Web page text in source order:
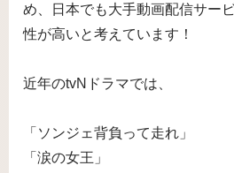
め、日本でも大手動画配信サー
性が高いと考えています！
近年のtvNドラマでは、
「ソンジェ背負って走れ」
「涙の女王」